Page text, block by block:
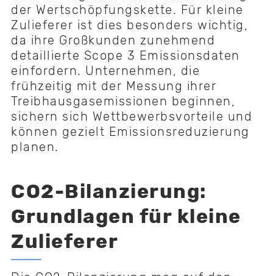
der Wertschöpfungskette. Für kleine
Zulieferer ist dies besonders wichtig,
da ihre Großkunden zunehmend
detaillierte Scope 3 Emissionsdaten
einfordern. Unternehmen, die
frühzeitig mit der Messung ihrer
Treibhausgasemissionen beginnen,
sichern sich Wettbewerbsvorteile und
können gezielt Emissionsreduzierung
planen.
CO2-Bilanzierung:
Grundlagen für kleine
Zulieferer